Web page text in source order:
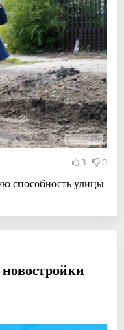
3 0
способность улицы